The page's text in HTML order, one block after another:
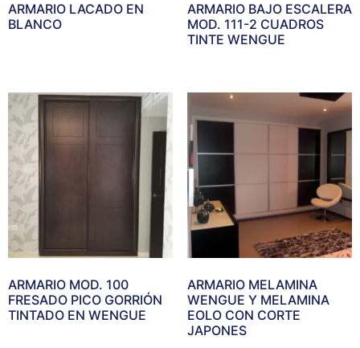
ARMARIO LACADO EN
BLANCO
ARMARIO BAJO ESCALERA
MOD. 111-2 CUADROS
TINTE WENGUE
ARMARIO MOD. 100
FRESADO PICO GORRIÓN
TINTADO EN WENGUE
ARMARIO MELAMINA
WENGUE Y MELAMINA
EOLO CON CORTE
JAPONES